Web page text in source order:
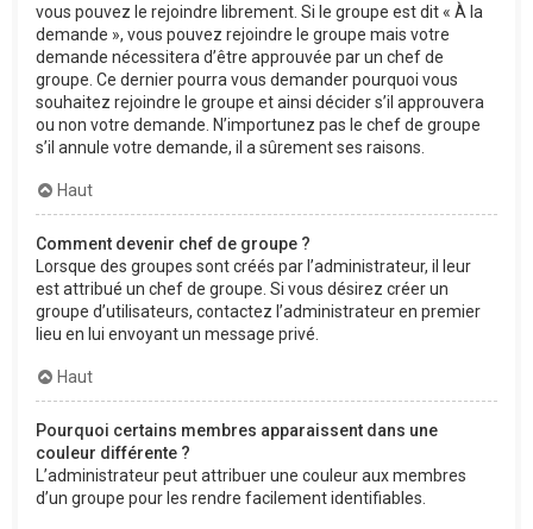
vous pouvez le rejoindre librement. Si le groupe est dit « À la
demande », vous pouvez rejoindre le groupe mais votre
demande nécessitera d’être approuvée par un chef de
groupe. Ce dernier pourra vous demander pourquoi vous
souhaitez rejoindre le groupe et ainsi décider s’il approuvera
ou non votre demande. N’importunez pas le chef de groupe
s’il annule votre demande, il a sûrement ses raisons.
Haut
Comment devenir chef de groupe ?
Lorsque des groupes sont créés par l’administrateur, il leur
est attribué un chef de groupe. Si vous désirez créer un
groupe d’utilisateurs, contactez l’administrateur en premier
lieu en lui envoyant un message privé.
Haut
Pourquoi certains membres apparaissent dans une
couleur différente ?
L’administrateur peut attribuer une couleur aux membres
d’un groupe pour les rendre facilement identifiables.